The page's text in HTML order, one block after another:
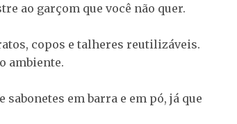
ao garçom que você não quer.
copos e talheres reutilizáveis.
ambiente.
em barra e em pó, já que